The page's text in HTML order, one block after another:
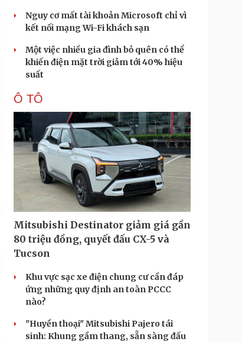
Nguy cơ mất tài khoản Microsoft chỉ vì
kết nối mạng Wi-Fi khách sạn
Một việc nhiều gia đình bỏ quên có thể
khiến điện mặt trời giảm tới 40% hiệu
suất
Ô TÔ
Mitsubishi Destinator giảm giá gần
80 triệu đồng, quyết đấu CX-5 và
Tucson
Khu vực sạc xe điện chung cư cần đáp
ứng những quy định an toàn PCCC
nào?
"Huyền thoại" Mitsubishi Pajero tái
sinh: Khung gầm thang, sẵn sàng đấu